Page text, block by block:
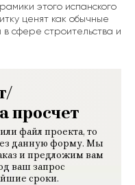
этого испанского
ценят как обычные
сфере строительства и
просчет
файл проекта, то
данную форму. Мы
и предложим вам
ваш запрос
сроки.